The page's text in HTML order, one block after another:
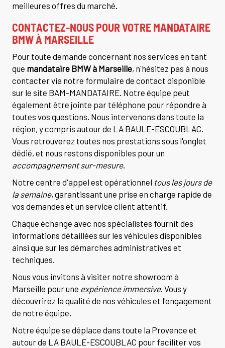
meilleures offres du marché.
CONTACTEZ-NOUS POUR VOTRE MANDATAIRE
BMW À MARSEILLE
Pour toute demande concernant nos services en tant
que mandataire BMW à Marseille, n'hésitez pas à nous
contacter via notre formulaire de contact disponible
sur le site BAM-MANDATAIRE. Notre équipe peut
également être jointe par téléphone pour répondre à
toutes vos questions. Nous intervenons dans toute la
région, y compris autour de LA BAULE-ESCOUBLAC.
Vous retrouverez toutes nos prestations sous l'onglet
dédié, et nous restons disponibles pour un
accompagnement sur-mesure.
Notre centre d'appel est opérationnel tous les jours de
la semaine, garantissant une prise en charge rapide de
vos demandes et un service client attentif.
Chaque échange avec nos spécialistes fournit des
informations détaillées sur les véhicules disponibles
ainsi que sur les démarches administratives et
techniques.
Nous vous invitons à visiter notre showroom à
Marseille pour une expérience immersive. Vous y
découvrirez la qualité de nos véhicules et l'engagement
de notre équipe.
Notre équipe se déplace dans toute la Provence et
autour de LA BAULE-ESCOUBLAC pour faciliter vos